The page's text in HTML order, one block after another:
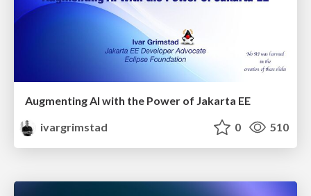
Augmenting AI with the Power of Jakarta EE
ivargrimstad
0 510